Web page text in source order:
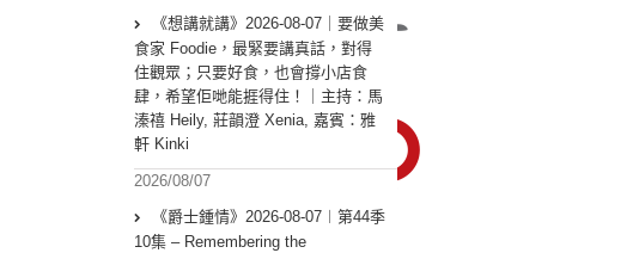
《想講就講》2026-08-07｜要做美
食家 Foodie，最緊要講真話，對得
住觀眾；只要好食，也會撐小店食
肆，希望佢哋能捱得住！｜主持：馬
溱禧 Heily, 莊韻澄 Xenia, 嘉賓：雅
軒 Kinki
2026/08/07
《爵士鍾情》2026-08-07︱第44季
10集 – Remembering the